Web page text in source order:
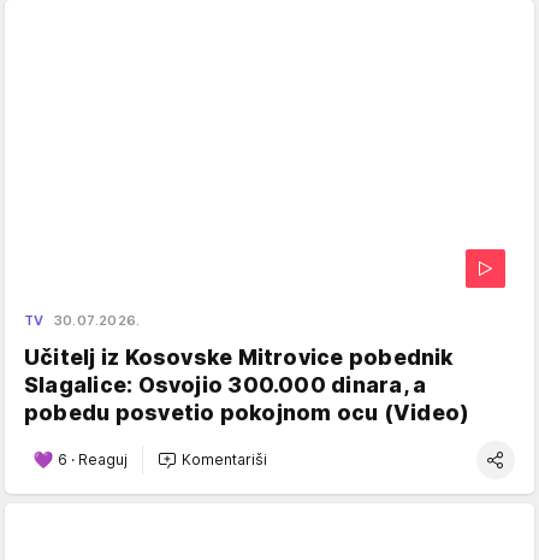
TV 30.07.2026.
Učitelj iz Kosovske Mitrovice pobednik
Slagalice: Osvojio 300.000 dinara, a
pobedu posvetio pokojnom ocu (Video)
6 · Reaguj Komentariši